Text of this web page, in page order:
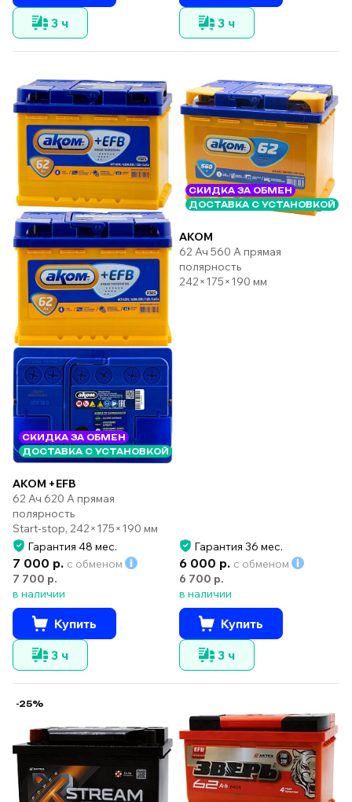
3 ч
3 ч
СКИДКА ЗА ОБМЕН
ДОСТАВКА С УСТАНОВКОЙ
AKOM +EFB
62 Ач 620 А прямая
полярность
Start-stop, 242×175×190 мм
Гарантия 48 мес.
7 000 р. с обменом
7 700 р.
в наличии
Купить
3 ч
СКИДКА ЗА ОБМЕН
ДОСТАВКА С УСТАНОВКОЙ
AKOM
62 Ач 560 А прямая
полярность
242×175×190 мм
Гарантия 36 мес.
6 000 р. с обменом
6 700 р.
в наличии
Купить
3 ч
-25%